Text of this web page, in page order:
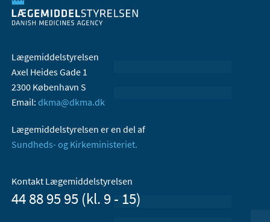
Lægemiddelstyrelsen
Axel Heides Gade 1
2300 København S
Email: dkma@dkma.dk
Lægemiddelstyrelsen er en del af
Sundheds- og Kirkeministeriet.
Kontakt Lægemiddelstyrelsen
44 88 95 95 (kl. 9 - 15)